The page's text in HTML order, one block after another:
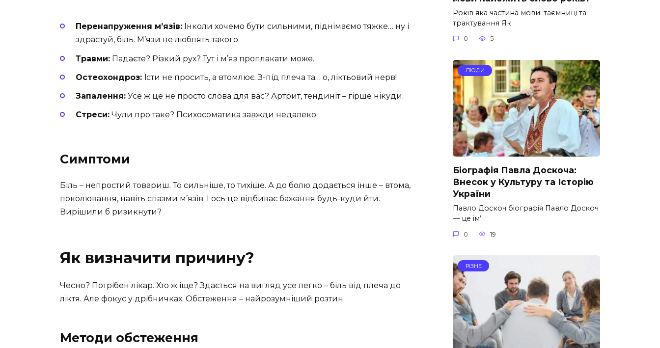
Перенапруження м’язів: Інколи хочемо бути сильними, піднімаємо тяжке… ну і
здрастуй, біль. М’язи не люблять такого.
Травми: Падаєте? Різкий рух? Тут і м’яз проплакати може.
Остеохондроз: Їсти не просить, а втомлює. З-під плеча та… о, ліктьовий нерв!
Запалення: Усе ж це не просто слова для вас? Артрит, тендиніт – гірше нікуди.
Стреси: Чули про таке? Психосоматика завжди недалеко.
Симптоми
Біль – непростий товариш. То сильніше, то тихіше. А до болю додається інше – втома,
поколювання, навіть спазми м’язів. І ось це відбиває бажання будь-куди йти.
Вирішили б ризикнути?
Як визначити причину?
Чесно? Потрібен лікар. Хто ж іще? Здається на вигляд усе легко – біль від плеча до
ліктя. Але фокус у дрібничках. Обстеження – найрозумніший розтин.
Методи обстеження
Років яка частина мови: таємниці та
трактування Як
0 5
ЛЮДИ
Біографія Павла Доскоча:
Внесок у Культуру та Історію
України
Павло Доскоч біографія Павло Доскоч
— це ім’
0 19
РІЗНЕ